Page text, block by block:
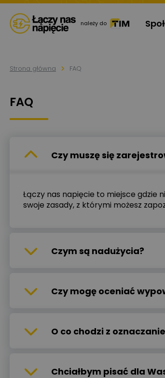
należy do
Strona główna FAQ
FAQ
Czy muszę się
Łączy nas napięcie to miejsce gdzie
swoje zasady, z którymi możesz
Czym są nadużycia?
Czy mogę oceniać
O co chodzi z
Chciałbym pisać dla